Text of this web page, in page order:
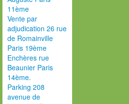
11ème
Vente par
adjudication 26 rue
de Romainville
Paris 19ème
Enchères rue
Beaunier Paris
14ème.
Parking 208
avenue de